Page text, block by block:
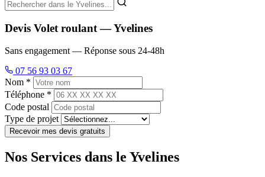
Devis Volet roulant — Yvelines
Sans engagement — Réponse sous 24-48h
07 56 93 03 67
Nom *
Téléphone *
Code postal
Type de projet
Recevoir mes devis gratuits
Nos Services dans le Yvelines